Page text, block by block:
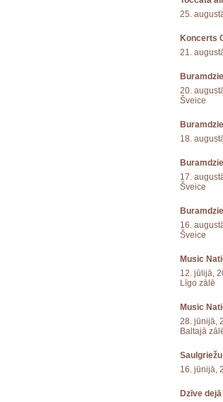
25.
Koncerts
21.
20.
Šveice
18.
17.
Šveice
16.
Šveice
Music
12. jūlijā,
Līgo zālē
Music
28. jūnijā,
Baltajā
16. jūnijā,
Dzīve dejā